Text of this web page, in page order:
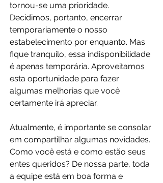
tornou-se uma prioridade.
Decidimos, portanto, encerrar
temporariamente o nosso
estabelecimento por enquanto. Mas
fique tranquilo, essa indisponibilidade
é apenas temporária. Aproveitamos
esta oportunidade para fazer
algumas melhorias que você
certamente irá apreciar.
Atualmente, é importante se consolar
em compartilhar algumas novidades.
Como você está e como estão seus
entes queridos? De nossa parte, toda
a equipe está em boa forma e